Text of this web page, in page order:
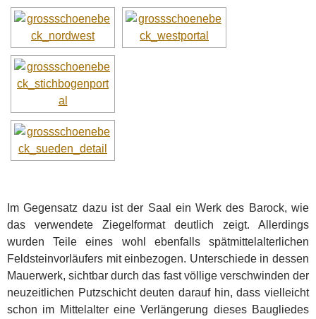
Im Gegensatz dazu ist der Saal ein Werk des Barock, wie
das verwendete Ziegelformat deutlich zeigt. Allerdings
wurden Teile eines wohl ebenfalls spätmittelalterlichen
Feldsteinvorläufers mit einbezogen. Unterschiede in dessen
Mauerwerk, sichtbar durch das fast völlige verschwinden der
neuzeitlichen Putzschicht deuten darauf hin, dass vielleicht
schon im Mittelalter eine Verlängerung dieses Baugliedes